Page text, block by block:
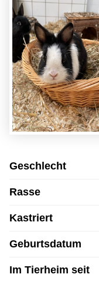
Geschlecht
Rasse
Kastriert
Geburtsdatum
Im Tierheim seit